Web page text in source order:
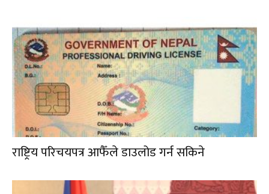
राष्ट्रिय परिचयपत्र आफैँले डाउलोड गर्न सकिने